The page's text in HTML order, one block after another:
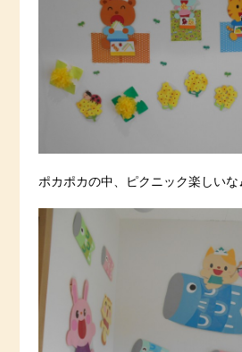
ポカポカの中、ピクニック楽しいな